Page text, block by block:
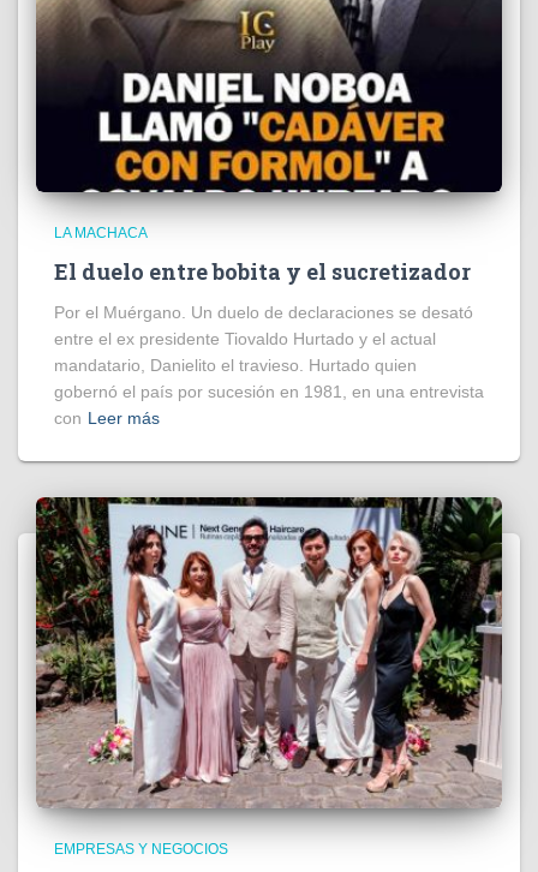
LA MACHACA
El duelo entre bobita y el sucretizador
Por el Muérgano. Un duelo de declaraciones se desató
entre el ex presidente Tiovaldo Hurtado y el actual
mandatario, Danielito el travieso. Hurtado quien
gobernó el país por sucesión en 1981, en una entrevista
con Leer más
EMPRESAS Y NEGOCIOS